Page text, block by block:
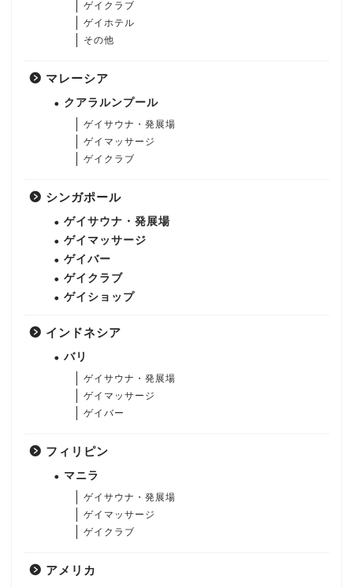
ゲイクラブ
ゲイホテル
その他
マレーシア
クアラルンプール
ゲイサウナ・発展場
ゲイマッサージ
ゲイクラブ
シンガポール
ゲイサウナ・発展場
ゲイマッサージ
ゲイバー
ゲイクラブ
ゲイショップ
インドネシア
バリ
ゲイサウナ・発展場
ゲイマッサージ
ゲイバー
フィリピン
マニラ
ゲイサウナ・発展場
ゲイマッサージ
ゲイクラブ
アメリカ